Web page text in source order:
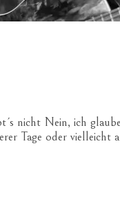
nicht Nein, ich
Tage oder